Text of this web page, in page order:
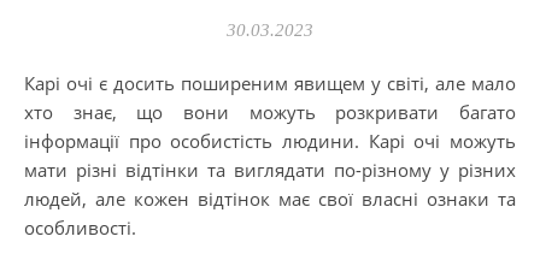
30.03.2023
Карі очі є досить поширеним явищем у світі, але мало
хто знає, що вони можуть розкривати багато
інформації про особистість людини. Карі очі можуть
мати різні відтінки та виглядати по-різному у різних
людей, але кожен відтінок має свої власні ознаки та
особливості.